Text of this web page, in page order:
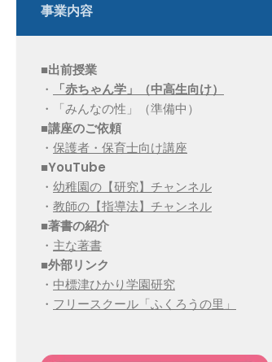
事業内容
■出前授業
・
「赤ちゃん学」（中高生向け）
・「みんなの性」（準備中）
■講座のご依頼
・ 保護者・保育士向け講座
■YouTube
・ 幼稚園の【研究】チャンネル
・ 教師の【指導法】チャンネル
■著書の紹介
・ 主な著書
■外部リンク
・ 中標津ひかり学園研究
・ フリースクール「ふくろうの里」